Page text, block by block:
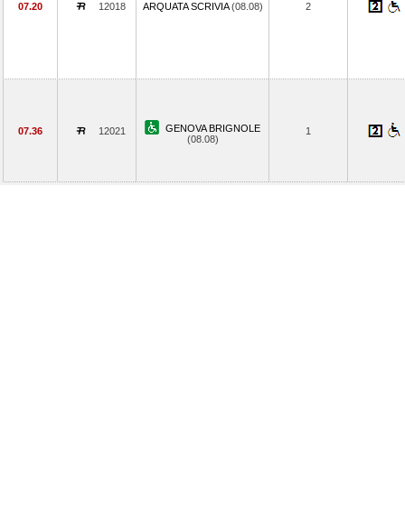
07.20 12018 ARQUATA SCRIVIA(08.08) 2
07.36 12021
GENOVA BRIGNOLE
(08.08)
1